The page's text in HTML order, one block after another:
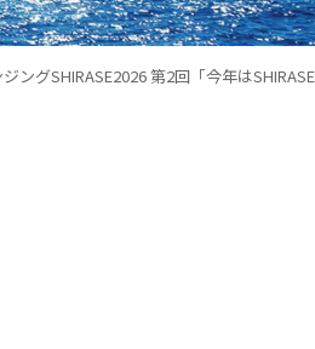
ングSHIRASE2026 第2回「今年は